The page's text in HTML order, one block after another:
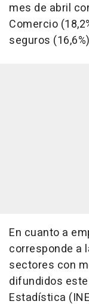
mes de abril
Comercio
seguros
En cuanto a
corresponde a
sectores con
difundidos
Estadística